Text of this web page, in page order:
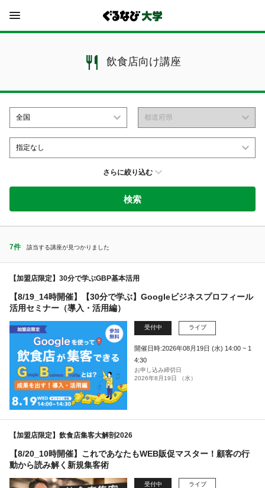
飲食店向け講座
さらに絞り込む
7件 該当する講座が見つかりました
【加盟店限定】30分で学ぶGBP基本活用
【8/19_14時開催】【30分で学ぶ】Googleビジネスプロフィール
活用セミナー（導入・活用編）
受付中 ライブ
開催日時:2026年08月19日 (水) 14:00 ~ 1
4:30
お申し込み締切日
2026年8月19日 （水）
【加盟店限定】飲食店集客大解剖2026
【8/20_10時開催】これであなたもWEB販促マスター！顧客の行
動から読み解く新規集客術
受付中 ライブ